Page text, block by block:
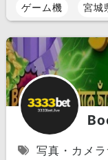
ゲーム機 宮城
写真・カメ